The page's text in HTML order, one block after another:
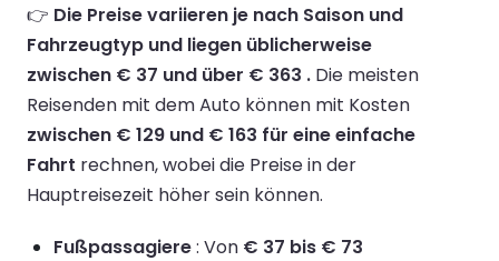
👉 Die Preise variieren je nach Saison und
Fahrzeugtyp und liegen üblicherweise
zwischen € 37 und über € 363 . Die meisten
Reisenden mit dem Auto können mit Kosten
zwischen € 129 und € 163 für eine einfache
Fahrt rechnen, wobei die Preise in der
Hauptreisezeit höher sein können.
Fußpassagiere: Von € 37 bis € 73